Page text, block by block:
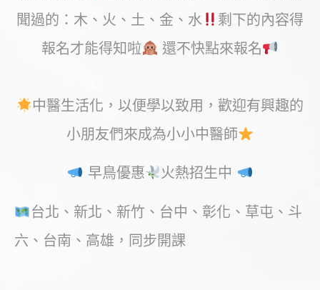
聞過的：木、火、土、金、水
剩下的內容得
報名才能得知啦
還不快點來報名
中醫生活化，以便學以致用，歡迎有興趣的
小朋友們來成為小小中醫師
早鳥優惠 火熱招生中
台北、新北、新竹、台中、彰化、草屯、斗
六、台南、高雄，同步開課